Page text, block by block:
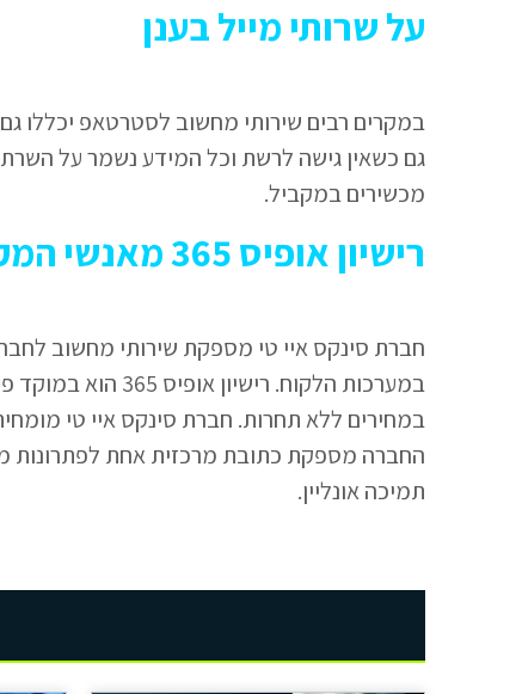
על שרותי מייל בענן
במקרים רבים שירותי מחשוב לסטרטאפ יכללו
גם כשאין גישה לרשת וכל המידע נשמר על
מכשירים במקביל.
רישיון אופיס 365 מאנשי המקצוע של סינקס איי טי
חברת סינקס איי טי מספקת שירותי מחשוב
במחירים ללא תחרות. חברת סינקס איי טי
החברה מספקת כתובת מרכזית אחת לפתרונות
תמיכה אונליין.